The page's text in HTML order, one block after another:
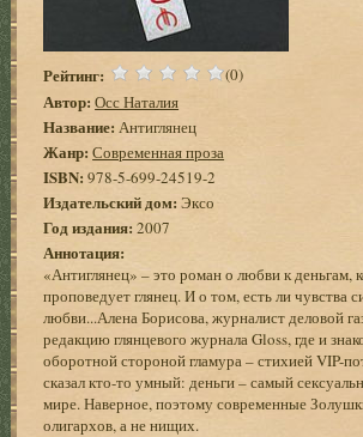
Рейтинг: (0)
Автор: Осс Наталия
Название: Антиглянец
Жанр: Современная проза
ISBN: 978-5-699-24519-2
Издательский дом:Эксо
Год издания: 2007
Аннотация:
«Антиглянец» – это роман о любви к деньгам,
проповедует глянец. И о том, есть ли чувства
любви...Алена Борисова, журналист деловой
редакцию глянцевого журнала Gloss, где и
оборотной стороной гламура – стихией VIP-
сказал кто-то умный: деньги – самый
мире. Наверное, поэтому современные
олигархов, а не нищих.